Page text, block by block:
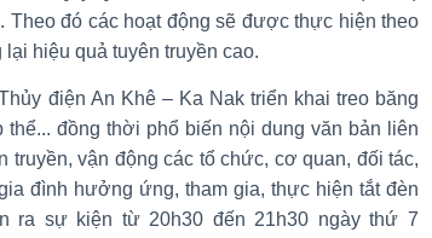
đó các hoạt động sẽ được thực hiện theo
hiệu quả tuyên truyền cao.
điện An Khê – Ka Nak triển khai treo băng
đồng thời phổ biến nội dung văn bản liên
vận động các tổ chức, cơ quan, đối tác,
đình hưởng ứng, tham gia, thực hiện tắt đèn
ra sự kiện từ 20h30 đến 21h30 ngày thứ 7